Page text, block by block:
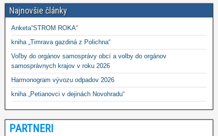
Najnovšie články
Anketa“STROM ROKA“
kniha „Timrava gazdiná z Polichna“
Voľby do orgánov samosprávy obcí a volby do orgánov
samosprávnych krajov v roku 2026
Harmonogram vývozu odpadov 2026
kniha „Petianovci v dejinách Novohradu“
PARTNERI